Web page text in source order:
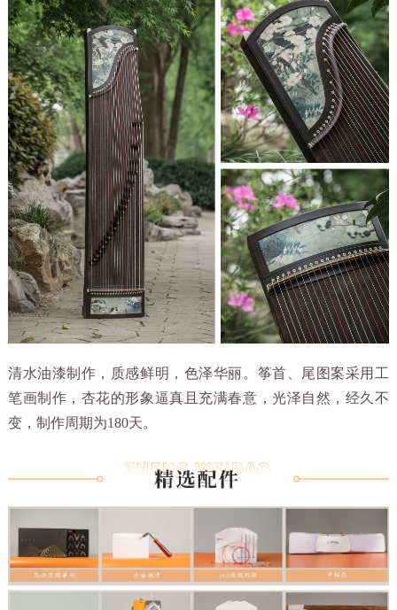
清水油漆制作，质感鲜明，色泽华丽。筝首、尾图案采用工
笔画制作，杏花的形象逼真且充满春意，光泽自然，经久不
变，制作周期为180天。